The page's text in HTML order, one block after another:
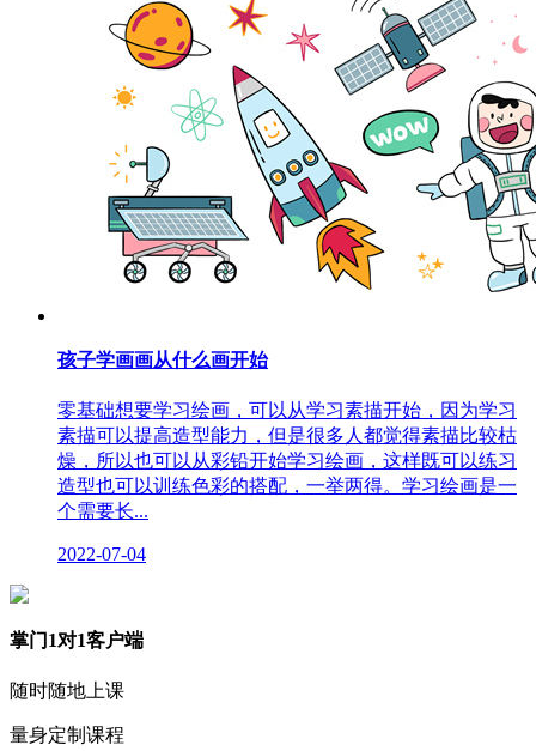
孩子学画画从什么画开始
零基础想要学习绘画，可以从学习素描开始，因为学习
素描可以提高造型能力，但是很多人都觉得素描比较枯
燥，所以也可以从彩铅开始学习绘画，这样既可以练习
造型也可以训练色彩的搭配，一举两得。学习绘画是一
个需要长...
2022-07-04
掌门1对1客户端
随时随地上课
量身定制课程